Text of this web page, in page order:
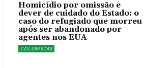
Homicídio por omissão e
dever de cuidado do Estado: o
caso do refugiado que morreu
após ser abandonado por
agentes nos EUA
COLUNISTAS